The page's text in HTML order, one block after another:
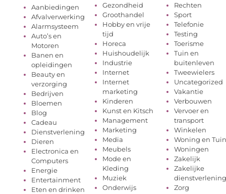
Aanbiedingen
Afvalverwerking
Alarmsysteem
Auto’s en
Motoren
Banen en
opleidingen
Beauty en
verzorging
Bedrijven
Bloemen
Blog
Cadeau
Dienstverlening
Dieren
Electronica en
Computers
Energie
Entertainment
Eten en drinken
Gezondheid
Groothandel
Hobby en vrije
tijd
Horeca
Huishoudelijk
Industrie
Internet
Internet
marketing
Kinderen
Kunst en Kitsch
Management
Marketing
Media
Meubels
Mode en
Kleding
Muziek
Onderwijs
Rechten
Sport
Telefonie
Testing
Toerisme
Tuin en
buitenleven
Tweewielers
Uncategorized
Vakantie
Verbouwen
Vervoer en
transport
Winkelen
Woning en Tuin
Woningen
Zakelijk
Zakelijke
dienstverlening
Zorg